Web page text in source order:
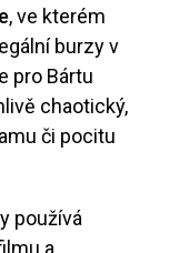
, ve kterém
burzy v
pro Bártu
chaotický,
či pocitu
používá